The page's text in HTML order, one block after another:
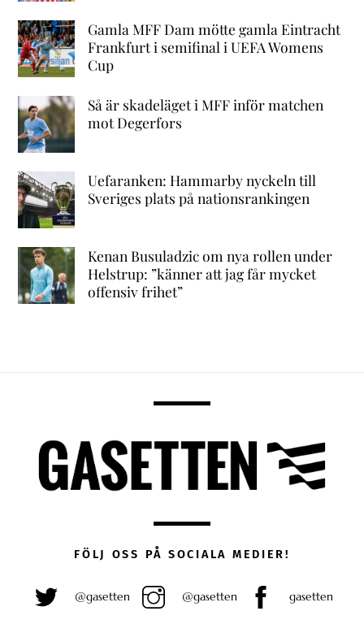
Gamla MFF Dam mötte gamla Eintracht
Frankfurt i semifinal i UEFA Womens
Cup
Så är skadeläget i MFF inför matchen
mot Degerfors
Uefaranken: Hammarby nyckeln till
Sveriges plats på nationsrankingen
Kenan Busuladzic om nya rollen under
Helstrup: ”känner att jag får mycket
offensiv frihet”
FÖLJ OSS PÅ SOCIALA MEDIER!
@gasetten @gasetten gasetten